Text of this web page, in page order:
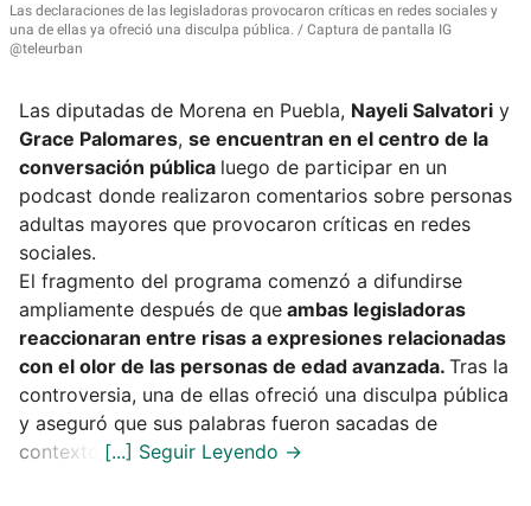
Las declaraciones de las legisladoras provocaron críticas en redes sociales y
una de ellas ya ofreció una disculpa pública.
Captura de pantalla IG
@teleurban
Las diputadas de Morena en Puebla, Nayeli Salvatori y
Grace Palomares, se encuentran en el centro de la
conversación pública luego de participar en un
podcast donde realizaron comentarios sobre personas
adultas mayores que provocaron críticas en redes
sociales.
El fragmento del programa comenzó a difundirse
ampliamente después de que ambas legisladoras
reaccionaran entre risas a expresiones relacionadas
con el olor de las personas de edad avanzada. Tras la
controversia, una de ellas ofreció una disculpa pública
y aseguró que sus palabras fueron sacadas de
contexto.